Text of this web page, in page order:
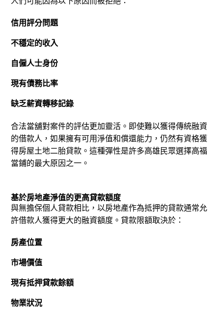
信用評分問題
不穩定的收入
自僱人士身份
現有債務比率
缺乏薪資轉移記錄
合法當舖對案件的評估更加靈活。 即使難以獲得傳統融資
的借款人，如果擁有可用淨值和償還能力，仍然有資格獲
得房屋土地二胎貸款。這種彈性是許多高雄民眾選擇高福
當鋪的最大原因之一。
基於房地產淨值的更高貸款額度
與無擔保個人貸款相比，以房地產作為抵押的貸款通常允
許借款人獲得更大的融資額度。貸款限額取決於：
房產位置
市場價值
現有抵押貸款餘額
物業狀況